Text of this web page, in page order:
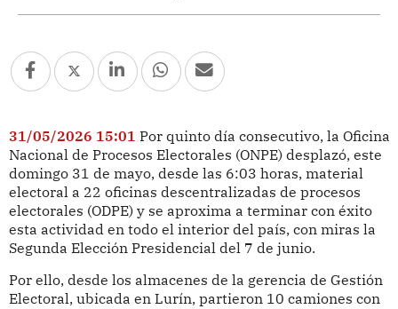
31/05/2026 15:01 Por quinto día consecutivo, la Oficina
Nacional de Procesos Electorales (ONPE) desplazó, este
domingo 31 de mayo, desde las 6:03 horas, material
electoral a 22 oficinas descentralizadas de procesos
electorales (ODPE) y se aproxima a terminar con éxito
esta actividad en todo el interior del país, con miras la
Segunda Elección Presidencial del 7 de junio.
Por ello, desde los almacenes de la gerencia de Gestión
Electoral, ubicada en Lurín, partieron 10 camiones con